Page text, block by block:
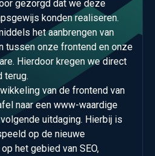
gezorgd dat we deze
konden realiseren.
het aanbrengen van
tussen onze frontend en onze
Hierdoor kregen we direct
terug.
van de frontend van
naar een www-waardige
uitdaging. Hierbij is
op de nieuwe
op het gebied van SEO,